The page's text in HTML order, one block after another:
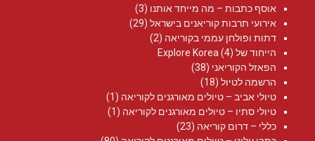
אוסף כתבות – מה מייחד אותנו (3)
אירועי תרבות קוריאנים בישראל (29)
דתות ופולחן עממי בקוריאה (2)
הייחוד של Explore Korea (4)
הפאזל הקוריאני (38)
הרשמה לטיול (18)
טיולי אביב – טיולים מאורגנים לקוריאה (1)
טיולי סתיו – טיולים מאורגנים לקוריאה (1)
כללי – דרום קוריאה (23)